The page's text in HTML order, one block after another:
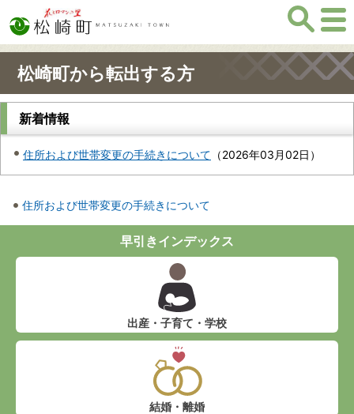
松崎町から転出する方
新着情報
住所および世帯変更の手続きについて （2026年03月02日 ）
住所および世帯変更の手続きについて
早引きインデックス
出産・子育て・学校
結婚・離婚